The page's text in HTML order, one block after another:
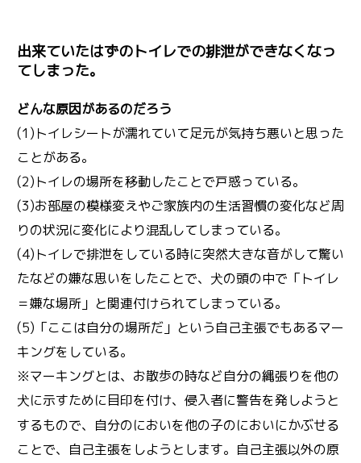
出来ていたはずのトイレでの排泄ができなくなっ
てしまった。
どんな原因があるのだろう
(1)トイレシートが濡れていて足元が気持ち悪いと思った
ことがある。
(2)トイレの場所を移動したことで戸惑っている。
(3)お部屋の模様変えやご家族内の生活習慣の変化など周
りの状況に変化により混乱してしまっている。
(4)トイレで排泄をしている時に突然大きな音がして驚い
たなどの嫌な思いをしたことで、
犬の頭の中で「トイレ
＝嫌な場所」と関連付けられてしまっている。
(5)「ここは自分の場所だ」という自己主張でもあるマー
キングをしている。
※マーキングとは、お散歩の時など自分の縄張りを他の
犬に示すために目印を付け、侵入者に警告を発しようと
するもので、自分のにおいを他の子のにおいにかぶせる
ことで、自己主張をしようとします。自己主張以外の原